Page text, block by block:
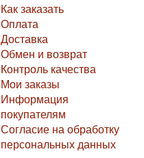
Как заказать
Оплата
Доставка
Обмен и возврат
Контроль качества
Мои заказы
Информация
покупателям
Согласие на обработку
персональных данных